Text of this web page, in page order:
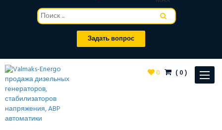
Задать вопрос
Toggle
0 (0)